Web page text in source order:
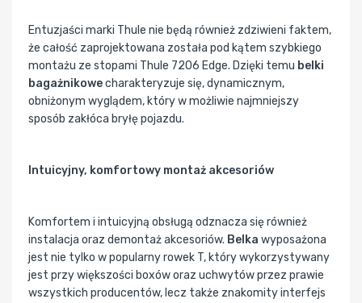
Entuzjaści marki Thule nie będą również zdziwieni faktem,
że całość zaprojektowana została pod kątem szybkiego
montażu ze stopami Thule 7206 Edge. Dzięki temu belki
bagażnikowecharakteryzuje się, dynamicznym,
obniżonym wyglądem, który w możliwie najmniejszy
sposób zakłóca bryłę pojazdu.
Intuicyjny, komfortowy montaż akcesoriów
Komfortem i intuicyjną obsługą odznacza się również
instalacja oraz demontaż akcesoriów. Belka wyposażona
jest nie tylko w popularny rowek T, który wykorzystywany
jest przy większości boxów oraz uchwytów przez prawie
wszystkich producentów, lecz także znakomity interfejs